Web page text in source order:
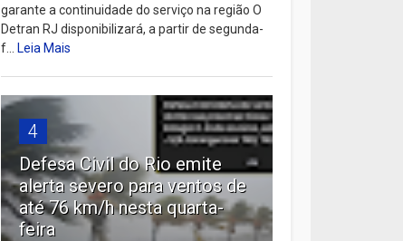
garante a continuidade do serviço na região O
Detran RJ disponibilizará, a partir de segunda-
f...Leia Mais
4
Defesa Civil do Rio emite
alerta severo para ventos de
até 76 km/h nesta quarta-
feira